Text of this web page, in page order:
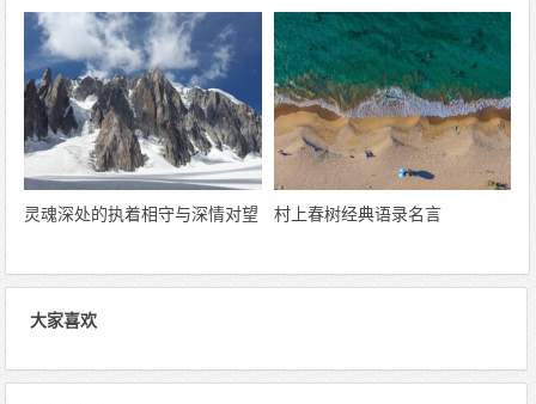
灵魂深处的执着相守与深情对望 村上春树经典语录名言
大家喜欢